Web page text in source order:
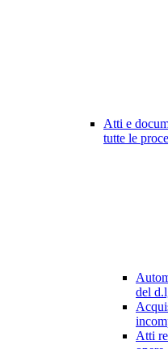
Atti e
tutte le
del
Atti